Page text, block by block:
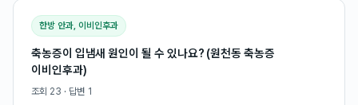
한방 안과, 이비인후과
축농증이 입냄새 원인이 될 수 있나요? (원천동 축농증
이비인후과)
조회 23 · 답변 1